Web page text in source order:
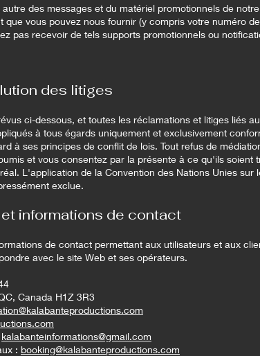
des messages et du matériel promotionnels de
vous pouvez nous fournir (y compris votre numéro
pas recevoir de tels supports promotionnels ou
des litiges
ci-dessous, et toutes les réclamations et litiges liés
à tous égards uniquement et exclusivement
à ses principes de conflit de lois. Tout refus de
et vous consentez par la présente à ce qu'ils soient
L'application de la Convention des Nations Unies sur
exclue.
informations de contact
de contact permettant aux utilisateurs et aux
avec le site Web et ses opérateurs.
Canada H1Z 3R3
kalabanteinformations@gmail.com
: booking@kalabanteproductions.com